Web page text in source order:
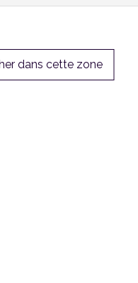
dans cette zone